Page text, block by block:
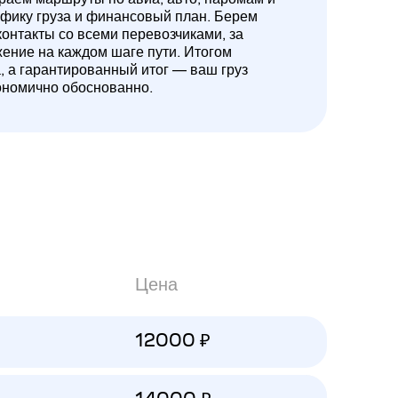
груза и финансовый план. Берем
со всеми перевозчиками, за
на каждом шаге пути. Итогом
а гарантированный итог — ваш груз
обоснованно.
Цена
12000 ₽